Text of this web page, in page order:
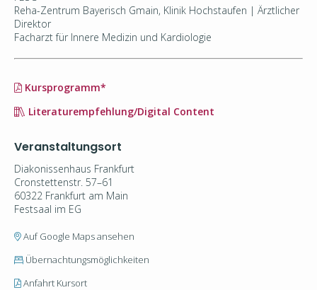
Reha-Zentrum Bayerisch Gmain, Klinik Hochstaufen | Ärztlicher
Direktor
Facharzt für Innere Medizin und Kardiologie
Kursprogramm*
Literaturempfehlung/Digital Content
Veranstaltungsort
Diakonissenhaus Frankfurt
Cronstettenstr. 57–61
60322 Frankfurt am Main
Festsaal im EG
Auf Google Maps ansehen
Übernachtungsmöglichkeiten
Anfahrt Kursort